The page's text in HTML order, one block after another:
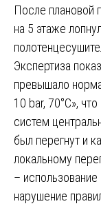
После плановой
на 5 этаже
Экспертиза
превышало
10 bar, 70°C»,
систем
был перегнут и
локальному
–
нарушение